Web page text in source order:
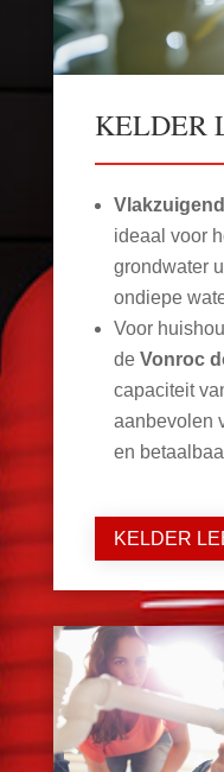
KELDER
ideaal voor
grondwater
ondiepe
Voor
de Vonroc
capaciteit
aanbevolen
en
KELDER